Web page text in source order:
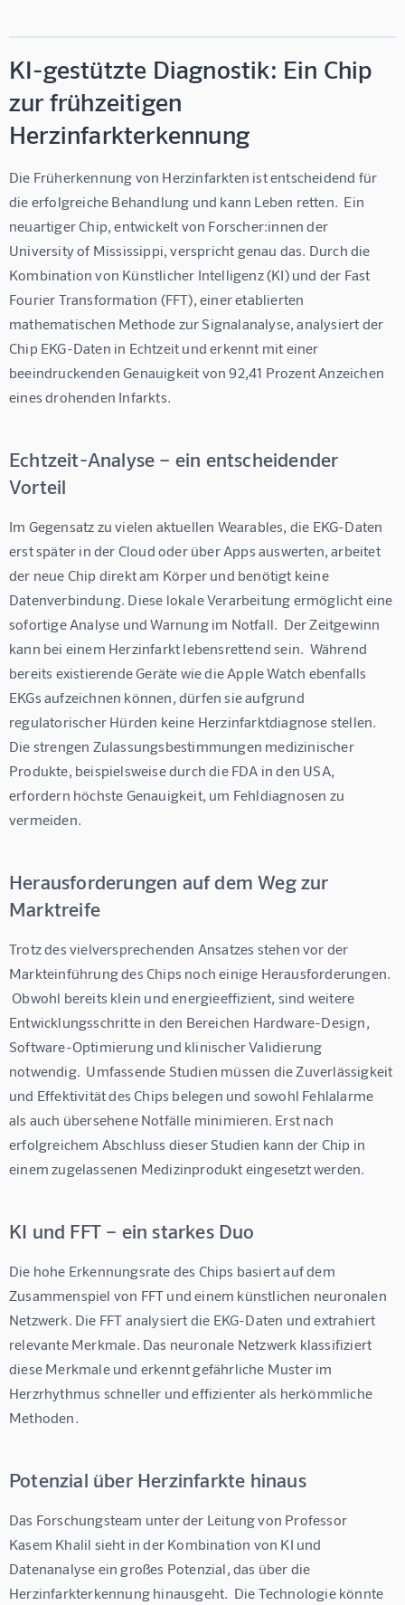
KI-gestützte Diagnostik: Ein Chip
zur frühzeitigen
Herzinfarkterkennung
Die Früherkennung von Herzinfarkten ist entscheidend für
die erfolgreiche Behandlung und kann Leben retten.  Ein
neuartiger Chip, entwickelt von Forscher:innen der
University of Mississippi, verspricht genau das. Durch die
Kombination von Künstlicher Intelligenz (KI) und der Fast
Fourier Transformation (FFT), einer etablierten
mathematischen Methode zur Signalanalyse, analysiert der
Chip EKG-Daten in Echtzeit und erkennt mit einer
beeindruckenden Genauigkeit von 92,41 Prozent Anzeichen
eines drohenden Infarkts.
Echtzeit-Analyse – ein entscheidender
Vorteil
Im Gegensatz zu vielen aktuellen Wearables, die EKG-Daten
erst später in der Cloud oder über Apps auswerten, arbeitet
der neue Chip direkt am Körper und benötigt keine
Datenverbindung. Diese lokale Verarbeitung ermöglicht eine
sofortige Analyse und Warnung im Notfall.  Der Zeitgewinn
kann bei einem Herzinfarkt lebensrettend sein.  Während
bereits existierende Geräte wie die Apple Watch ebenfalls
EKGs aufzeichnen können, dürfen sie aufgrund
regulatorischer Hürden keine Herzinfarktdiagnose stellen.
Die strengen Zulassungsbestimmungen medizinischer
Produkte, beispielsweise durch die FDA in den USA,
erfordern höchste Genauigkeit, um Fehldiagnosen zu
vermeiden.
Herausforderungen auf dem Weg zur
Marktreife
Trotz des vielversprechenden Ansatzes stehen vor der
Markteinführung des Chips noch einige Herausforderungen.
Obwohl bereits klein und energieeffizient, sind weitere
Entwicklungsschritte in den Bereichen Hardware-Design,
Software-Optimierung und klinischer Validierung
notwendig.  Umfassende Studien müssen die Zuverlässigkeit
und Effektivität des Chips belegen und sowohl Fehlalarme
als auch übersehene Notfälle minimieren. Erst nach
erfolgreichem Abschluss dieser Studien kann der Chip in
einem zugelassenen Medizinprodukt eingesetzt werden.
KI und FFT – ein starkes Duo
Die hohe Erkennungsrate des Chips basiert auf dem
Zusammenspiel von FFT und einem künstlichen neuronalen
Netzwerk. Die FFT analysiert die EKG-Daten und extrahiert
relevante Merkmale. Das neuronale Netzwerk klassifiziert
diese Merkmale und erkennt gefährliche Muster im
Herzrhythmus schneller und effizienter als herkömmliche
Methoden.
Potenzial über Herzinfarkte hinaus
Das Forschungsteam unter der Leitung von Professor
Kasem Khalil sieht in der Kombination von KI und
Datenanalyse ein großes Potenzial, das über die
Herzinfarkterkennung hinausgeht.  Die Technologie könnte